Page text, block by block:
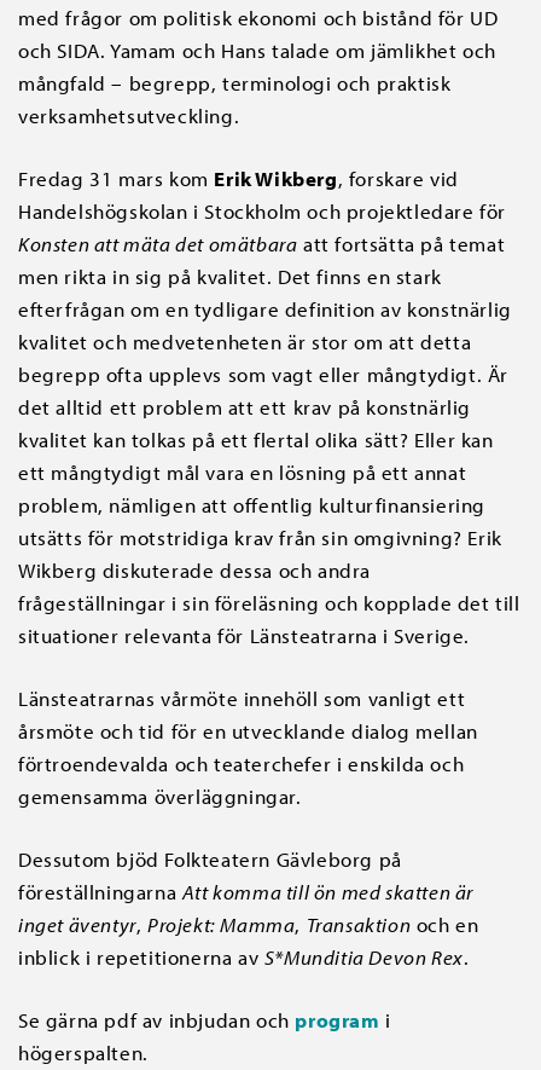
med frågor om politisk ekonomi och bistånd för UD
och SIDA. Yamam och Hans talade om jämlikhet och
mångfald – begrepp, terminologi och praktisk
verksamhetsutveckling.
Fredag 31 mars kom Erik Wikberg, forskare vid
Handelshögskolan i Stockholm och projektledare för
Konsten att mäta det omätbara att fortsätta på temat
men rikta in sig på kvalitet. Det finns en stark
efterfrågan om en tydligare definition av konstnärlig
kvalitet och medvetenheten är stor om att detta
begrepp ofta upplevs som vagt eller mångtydigt. Är
det alltid ett problem att ett krav på konstnärlig
kvalitet kan tolkas på ett flertal olika sätt? Eller kan
ett mångtydigt mål vara en lösning på ett annat
problem, nämligen att offentlig kulturfinansiering
utsätts för motstridiga krav från sin omgivning? Erik
Wikberg diskuterade dessa och andra
frågeställningar i sin föreläsning och kopplade det till
situationer relevanta för Länsteatrarna i Sverige.
Länsteatrarnas vårmöte innehöll som vanligt ett
årsmöte och tid för en utvecklande dialog mellan
förtroendevalda och teaterchefer i enskilda och
gemensamma överläggningar.
Dessutom bjöd Folkteatern Gävleborg på
föreställningarnaAtt komma till ön med skatten är
inget äventyr,Projekt: Mamma, Transaktion och en
inblick i repetitionerna av S*Munditia Devon Rex.
Se gärna pdf av inbjudan och program i
högerspalten.